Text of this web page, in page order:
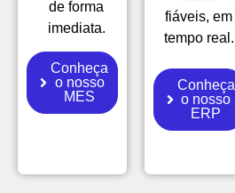
de forma
imediata.
Conheça
o nosso
MES
fiáveis, em
tempo real.
Conheça
o nosso
ERP